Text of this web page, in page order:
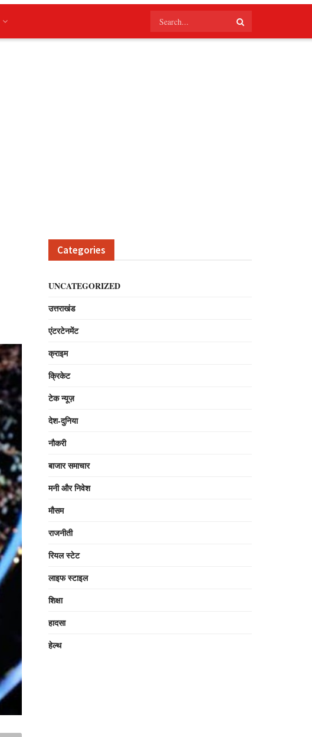
Categories
UNCATEGORIZED
उत्तराखंड
एंटरटेनमेंट
क्राइम
क्रिकेट
टेक न्यूज़
देश-दुनिया
नौकरी
बाजार समाचार
मनी और निवेश
मौसम
राजनीती
रियल स्टेट
लाइफ स्टाइल
शिक्षा
हादसा
हेल्थ